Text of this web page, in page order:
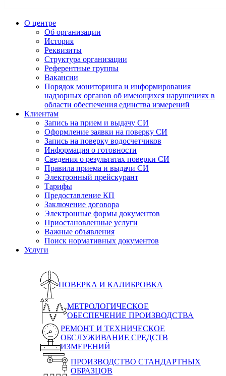
О центре
Об организации
История
Реквизиты
Структура организации
Референтные группы
Вакансии
Порядок мониторинга и информирования
надзорных органов об имеющихся нарушениях в
области обеспечения единства измерений
Клиентам
Запись на прием и выдачу СИ
Оформление заявки на поверку СИ
Запись на поверку водосчетчиков
Информация о готовности
Сведения о результатах поверки СИ
Правила приема и выдачи СИ
Электронный прейскурант
Тарифы
Предоставление КП
Заключение договора
Электронные формы документов
Приостановленные услуги
Важные объявления
Поиск нормативных документов
Услуги
ПОВЕРКА И КАЛИБРОВКА
МЕТРОЛОГИЧЕСКОЕ
ОБЕСПЕЧЕНИЕ ПРОИЗВОДСТВА
РЕМОНТ И ТЕХНИЧЕСКОЕ
ОБСЛУЖИВАНИЕ СРЕДСТВ
ИЗМЕРЕНИЙ
ПРОИЗВОДСТВО СТАНДАРТНЫХ
ОБРАЗЦОВ